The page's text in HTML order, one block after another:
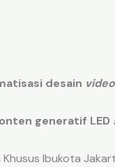
desain
generatif LED
Khusus Ibukota